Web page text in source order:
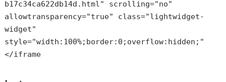
b17c34ca622db14d.html" scrolling="no"
allowtransparency="true" class="lightwidget-
widget"
style="width:100%;border:0;overflow:hidden;"
</iframe